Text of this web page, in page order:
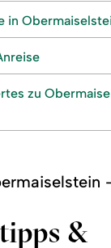
in
zu
&